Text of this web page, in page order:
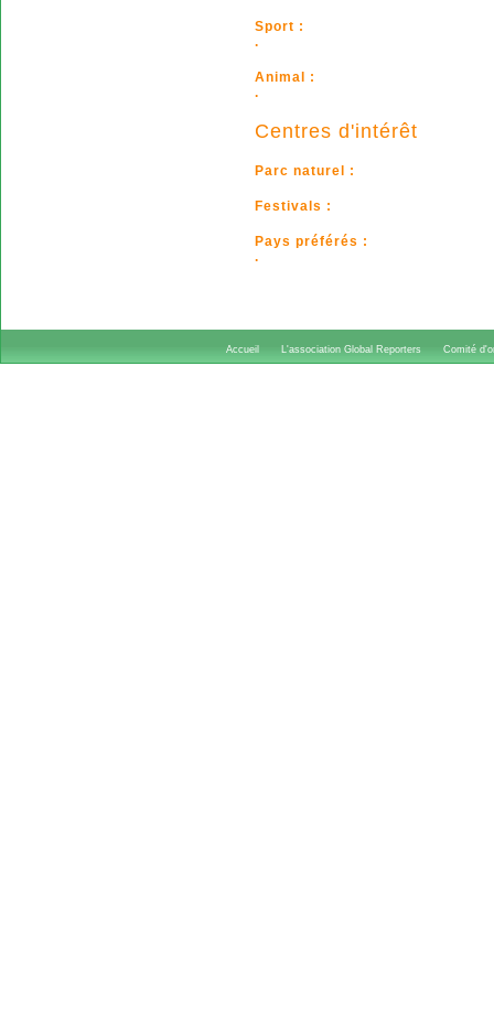
Sport :
.
Animal :
.
Centres d'intérêt
Parc naturel :
Festivals :
Pays préférés :
.
Accueil L'association Global Reporters Comité